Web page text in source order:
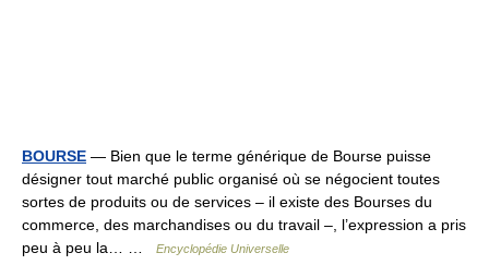
BOURSE — Bien que le terme générique de Bourse puisse
désigner tout marché public organisé où se négocient toutes
sortes de produits ou de services – il existe des Bourses du
commerce, des marchandises ou du travail –, l’expression a pris
peu à peu la… …
Encyclopédie Universelle